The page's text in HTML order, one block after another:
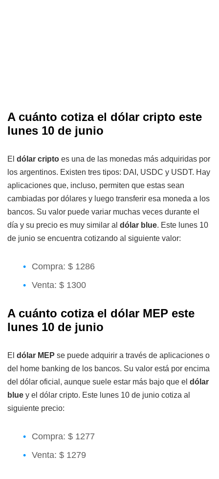
A cuánto cotiza el dólar cripto este
lunes 10 de junio
El dólar cripto es una de las monedas más adquiridas por
los argentinos. Existen tres tipos: DAI, USDC y USDT. Hay
aplicaciones que, incluso, permiten que estas sean
cambiadas por dólares y luego transferir esa moneda a los
bancos. Su valor puede variar muchas veces durante el
día y su precio es muy similar al dólar blue. Este lunes 10
de junio se encuentra cotizando al siguiente valor:
Compra: $ 1286
Venta: $ 1300
A cuánto cotiza el dólar MEP este
lunes 10 de junio
El dólar MEP se puede adquirir a través de aplicaciones o
del home banking de los bancos. Su valor está por encima
del dólar oficial, aunque suele estar más bajo que el dólar
blue y el dólar cripto. Este lunes 10 de junio cotiza al
siguiente precio:
Compra: $ 1277
Venta: $ 1279